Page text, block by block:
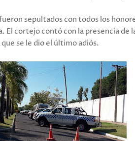
sepultados con todos los
El cortejo contó con la presencia de
se le dio el último adiós.